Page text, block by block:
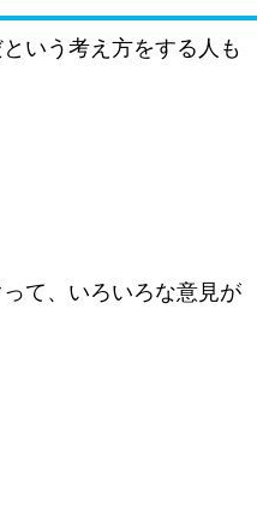
いう考え方をする人も
って、いろいろな意見が